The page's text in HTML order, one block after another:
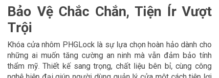
Bảo Vệ Chắc Chắn, Tiện Ír Vượt
Trội
Khóa cửa nhôm PHGLock là sự lựa chọn hoàn hảo dành cho
những ai muốn tăng cường an ninh mà vẫn đảm bảo tính
thẩm mỹ. Thiết kế sang trọng, chất liệu bên bỉ, cùng công